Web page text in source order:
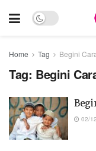
Home Tag Begini
Tag: Begini
02/